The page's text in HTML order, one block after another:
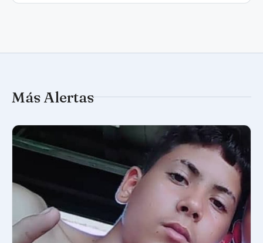
Más Alertas